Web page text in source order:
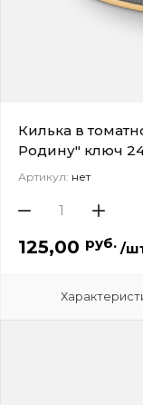
Килька в
Родину" ключ
Артикул: нет
125,00 руб. /